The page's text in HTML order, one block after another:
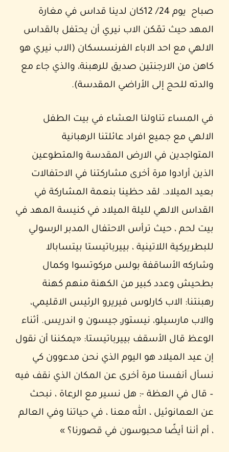
صباح يوم 24/ 12كان لدينا قداس في مغارة
المهد حيث تمّكن الاب نيري أن يحتفل بالقداس
الالهي مع احد الاباء الفرنسسكان (الاب نيري هو
كاهن من الارجنتين صديق للرهبنة، والذي جاء مع
والدته للحج إلى الأراضي المقدسة).
في المساء تناولنا العشاء في بيت الطفل
الالهي مع جميع افراد عائلتنا الرهبانية
المتواجدين في الارض المقدسة والمتطوعين
الذين أرادوا مرة أخرى مشاركتنا في الاحتفالات
بعيد الميلاد. لقد حظينا بنعمة المشاركة في
القداس الالهي لليلة الميلاد في كنيسة المهد في
بيت لحم ، حيث ترأس الاحتفال المدبر الرسولي
للبطريركية اللاتينية ، بييرباتيستا بيتسابالا
وشاركه الأساقفة بولس مركوتسوا وكمال
بطحيش وعدد كبير من الكهنة منهم كهنة
رهبنتنا: الاب كارلوس فيريرو الرئيس الاقليمي،
والاب مارسيلو، نيستورـ جيسون و اندريس. أثناء
الوعظ قال الأسقف بييرباتيستا: «يمكننا أن نقول
إن عيد الميلاد هو اليوم الذي نحن مدعوون كي
نسأل أنفسنا مرة أخرى عن المكان الذي نقف فيه
– قال في العظة -: هل نسير مع الرعاة ، نبحث
عن العمانوئيل ، الله معنا ، في حياتنا وفي العالم
، أم أننا أيضًا محبوسون في قصورنا؟ »